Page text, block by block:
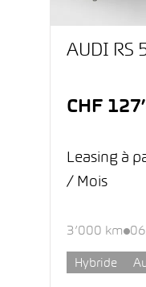
AUDI RS
CHF
Leasing à
/ Mois
3’000 km
Hybride